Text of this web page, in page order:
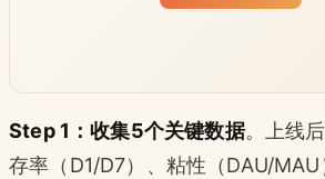
Step 1：收集5个关键数据。上线
存率（D1/D7）、粘性（DAU/MAU